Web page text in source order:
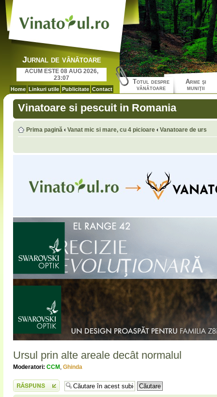
Jurnal de vânătoare
ACUM ESTE 08 AUG 2026,
23:07
Home Linkuri utile Publicitate Contact
Totul despre
vânătoare
Arme şi
muniţii
Vinatoare si pescuit in Romania
Prima pagină ‹ Vanat mic si mare, cu 4 picioare ‹ Vanatoare de urs
Ursul prin alte areale decât normalul
Moderatori: CCM , Ghinda
Scrie un răspuns